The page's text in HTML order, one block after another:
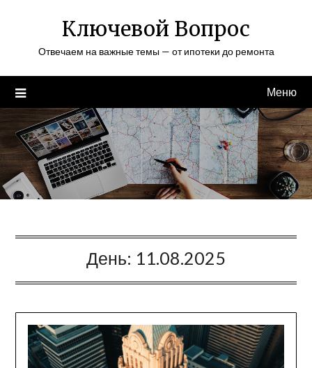
Ключевой Вопрос
Отвечаем на важные темы — от ипотеки до ремонта
Меню
День: 11.08.2025